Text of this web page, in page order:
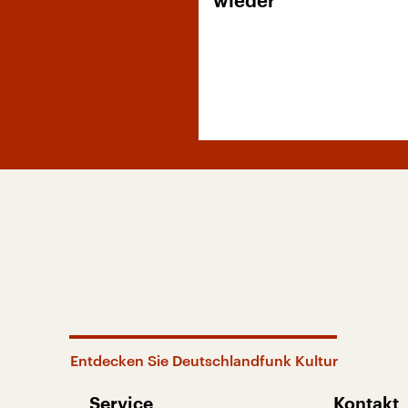
Entdecken Sie Deutschlandfunk Kultur
Service Kontakt